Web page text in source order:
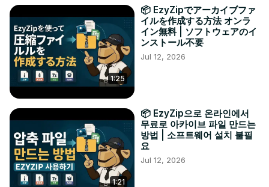
1:25
📦 EzyZipでアーカイブファ
イルを作成する方法 オンラ
イン無料 | ソフトウェアのイ
ンストール不要
Jul 12, 2026
1:21
📦 EzyZip으로 온라인에서
무료로 아카이브 파일 만드는
방법 | 소프트웨어 설치 불필
요
Jul 12, 2026